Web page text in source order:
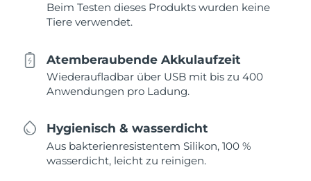
Beim Testen dieses Produkts wurden keine
Tiere verwendet.
Atemberaubende Akkulaufzeit
Wiederaufladbar über USB mit bis zu 400
Anwendungen pro Ladung.
Hygienisch & wasserdicht
Aus bakterienresistentem Silikon, 100 %
wasserdicht, leicht zu reinigen.